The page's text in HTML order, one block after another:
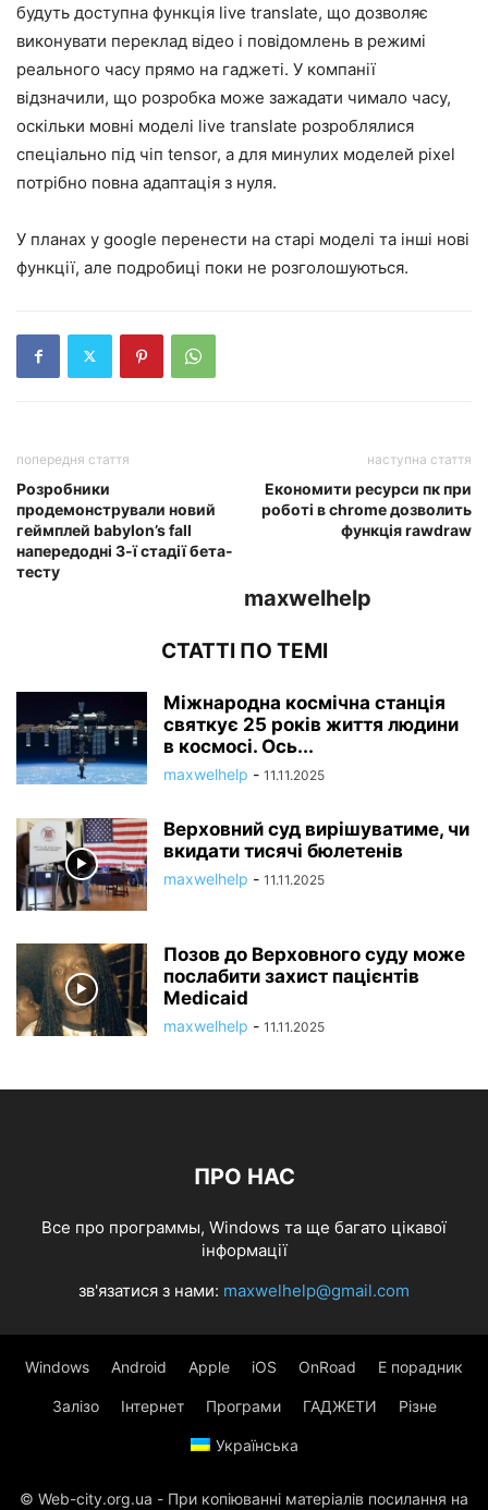
будуть доступна функція live translate, що дозволяє
виконувати переклад відео і повідомлень в режимі
реального часу прямо на гаджеті. У компанії
відзначили, що розробка може зажадати чимало часу,
оскільки мовні моделі live translate розроблялися
спеціально під чіп tensor, а для минулих моделей pixel
потрібно повна адаптація з нуля.
У планах у google перенести на старі моделі та інші нові
функції, але подробиці поки не розголошуються.
попередня стаття
Розробники
продемонстрували новий
геймплей babylon’s fall
напередодні 3-ї стадії бета-
тесту
наступна стаття
Економити ресурси пк при
роботі в chrome дозволить
функція rawdraw
maxwelhelp
СТАТТІ ПО ТЕМІ
Міжнародна космічна станція
святкує 25 років життя людини
в космосі. Ось...
maxwelhelp - 11.11.2025
Верховний суд вирішуватиме, чи
вкидати тисячі бюлетенів
maxwelhelp - 11.11.2025
Позов до Верховного суду може
послабити захист пацієнтів
Medicaid
maxwelhelp - 11.11.2025
ПРО НАС
Все про программы, Windows та ще багато цікавої
інформації
зв'язатися з нами: maxwelhelp@gmail.com
Windows Android Apple iOS OnRoad Е порадник
Залізо Інтернет Програми ГАДЖЕТИ Різне
Українська
© Web-city.org.ua - При копіюванні матеріалів посилання на